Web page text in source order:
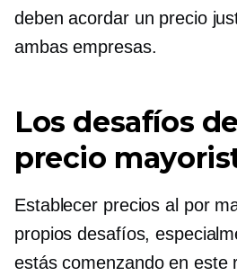
deben acordar un precio
ambas empresas.
Los desafíos
precio
Establecer precios al por
propios desafíos,
estás comenzando en este